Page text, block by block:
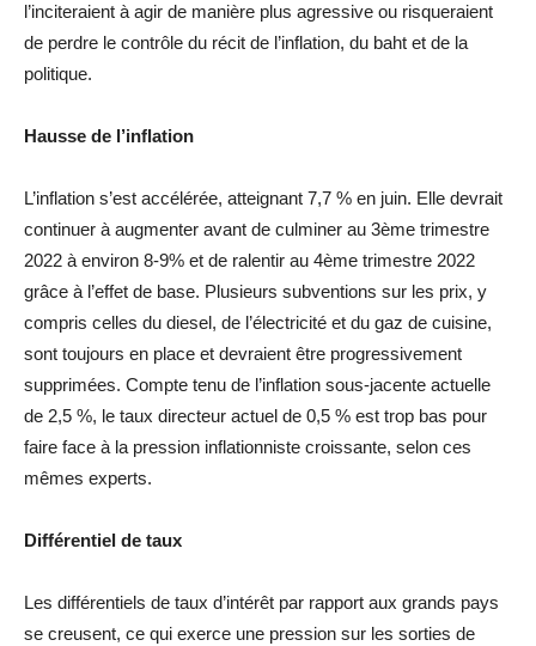
l’inciteraient à agir de manière plus agressive ou risqueraient
de perdre le contrôle du récit de l’inflation, du baht et de la
politique.
Hausse de l’inflation
L’inflation s’est accélérée, atteignant 7,7 % en juin. Elle devrait
continuer à augmenter avant de culminer au 3ème trimestre
2022 à environ 8-9% et de ralentir au 4ème trimestre 2022
grâce à l’effet de base. Plusieurs subventions sur les prix, y
compris celles du diesel, de l’électricité et du gaz de cuisine,
sont toujours en place et devraient être progressivement
supprimées. Compte tenu de l’inflation sous-jacente actuelle
de 2,5 %, le taux directeur actuel de 0,5 % est trop bas pour
faire face à la pression inflationniste croissante, selon ces
mêmes experts.
Différentiel de taux
Les différentiels de taux d’intérêt par rapport aux grands pays
se creusent, ce qui exerce une pression sur les sorties de